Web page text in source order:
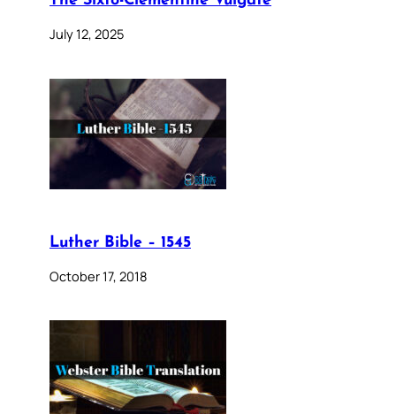
July 12, 2025
Luther Bible – 1545
October 17, 2018